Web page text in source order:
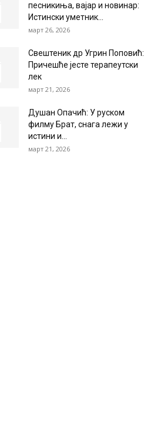
песникиња, вајар и новинар:
Истински уметник...
март 26, 2026
Свештеник др Угрин Поповић:
Причешће јесте терапеутски
лек
март 21, 2026
Душан Опачић: У руском
филму Брат, снага лежи у
истини и...
март 21, 2026